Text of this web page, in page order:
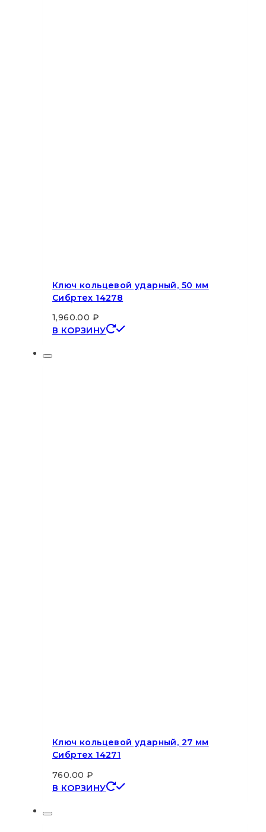
Ключ кольцевой ударный, 50 мм
Сибртех 14278
1,960.00 ₽
В КОРЗИНУ
Ключ кольцевой ударный, 27 мм
Сибртех 14271
760.00 ₽
В КОРЗИНУ